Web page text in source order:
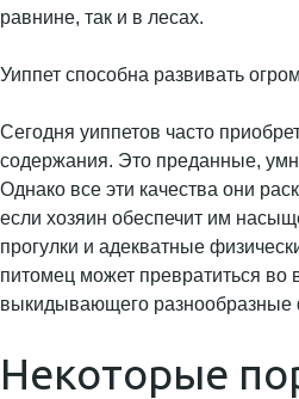
равнине, так и в лесах.
Уиппет способна развивать
Сегодня уиппетов часто
содержания. Это преданные,
Однако все эти качества они
если хозяин обеспечит им
прогулки и адекватные
питомец может превратиться во
выкидывающего разнообразные
Некоторые